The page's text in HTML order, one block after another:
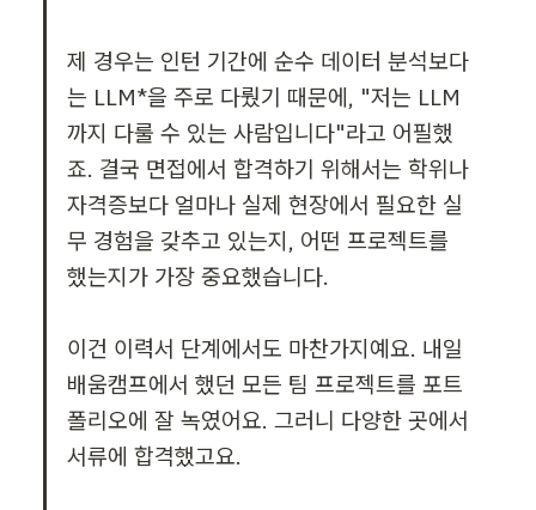
제 경우는 인턴 기간에 순수 데이터 분석보다
는 LLM*을 주로 다뤘기 때문에, "저는 LLM
까지 다룰 수 있는 사람입니다"라고 어필했
죠. 결국 면접에서 합격하기 위해서는 학위나
자격증보다 얼마나 실제 현장에서 필요한 실
무 경험을 갖추고 있는지, 어떤 프로젝트를
했는지가 가장 중요했습니다.
이건 이력서 단계에서도 마찬가지예요. 내일
배움캠프에서 했던 모든 팀 프로젝트를 포트
폴리오에 잘 녹였어요. 그러니 다양한 곳에서
서류에 합격했고요.